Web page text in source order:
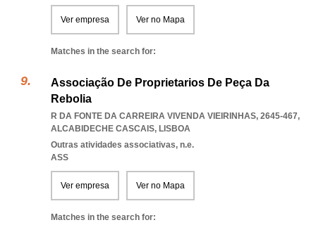
Ver empresa Ver no Mapa
Matches in the search for:
Associação De Proprietarios De Peça Da
Rebolia
R DA FONTE DA CARREIRA VIVENDA VIEIRINHAS, 2645-467,
ALCABIDECHE CASCAIS, LISBOA
Outras atividades associativas, n.e.
ASS
Ver empresa Ver no Mapa
Matches in the search for: